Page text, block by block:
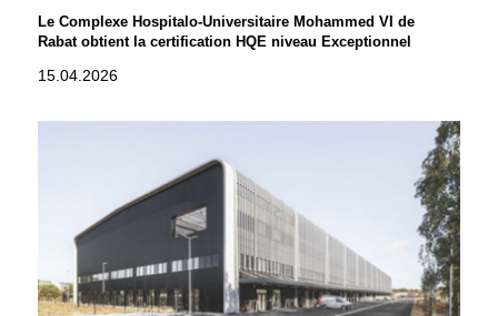
Le Complexe Hospitalo-Universitaire Mohammed VI de
Rabat obtient la certification HQE niveau Exceptionnel
15.04.2026